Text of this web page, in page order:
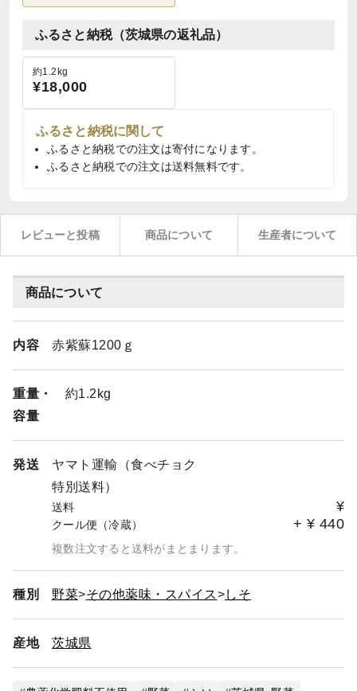
ふるさと納税（茨城県の返礼品）
約1.2kg
¥18,000
ふるさと納税に関して
ふるさと納税での注文は寄付になります。
ふるさと納税での注文は送料無料です。
レビューと投稿 商品について 生産者について
商品について
内容 赤紫蘇1200ｇ
重量・
容量
約1.2kg
発送
ヤマト運輸（食べチョク
特別送料）
送料 ¥
クール便（冷蔵） + ¥ 440
複数注文すると送料がまとまります。
種別 野菜 その他薬味・スパイス しそ
産地 茨城県